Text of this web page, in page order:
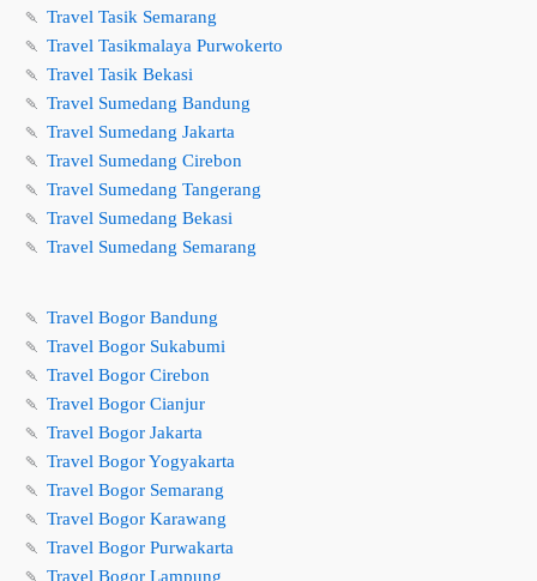
🍡 Travel Tasik Semarang
🍡 Travel Tasikmalaya Purwokerto
🍡 Travel Tasik Bekasi
🍡 Travel Sumedang Bandung
🍡 Travel Sumedang Jakarta
🍡 Travel Sumedang Cirebon
🍡 Travel Sumedang Tangerang
🍡 Travel Sumedang Bekasi
🍡 Travel Sumedang Semarang
🍡 Travel Bogor Bandung
🍡 Travel Bogor Sukabumi
🍡 Travel Bogor Cirebon
🍡 Travel Bogor Cianjur
🍡 Travel Bogor Jakarta
🍡 Travel Bogor Yogyakarta
🍡 Travel Bogor Semarang
🍡 Travel Bogor Karawang
🍡 Travel Bogor Purwakarta
🍡 Travel Bogor Lampung